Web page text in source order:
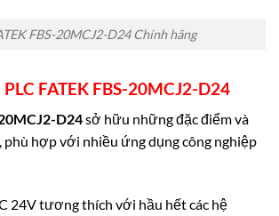
FBS-20MCJ2-D24 Chính hãng
PLC FATEK FBS-20MCJ2-D24
D24sở hữu những đặc điểm và
hợp với nhiều ứng dụng công nghiệp
24V tương thích với hầu hết các hệ